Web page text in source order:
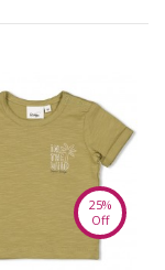
25%
Off